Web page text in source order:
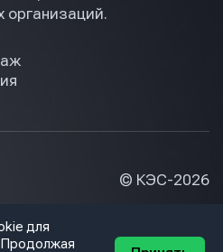
© КЭС-2026
для
Продолжая